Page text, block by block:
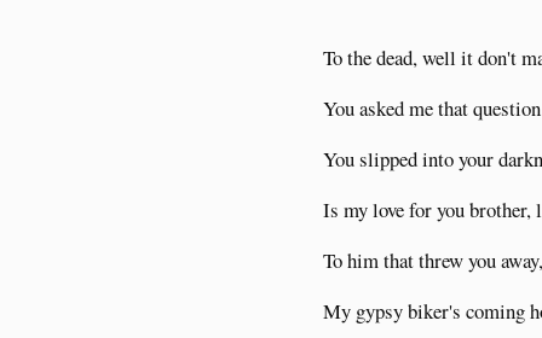
To the dead, well it don't
You asked me that
You slipped into your
Is my love for you brother,
To him that threw you
My gypsy biker's coming